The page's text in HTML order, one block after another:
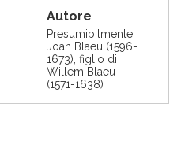
Autore
Presumibilmente
Joan Blaeu (1596-
1673), figlio di
Willem Blaeu
(1571-1638)